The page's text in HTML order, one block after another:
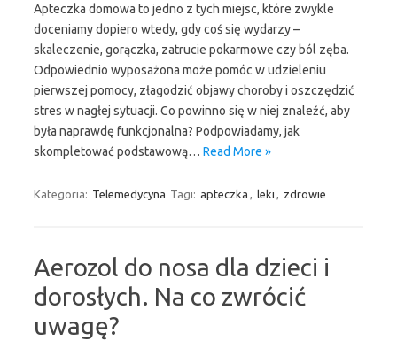
Apteczka domowa to jedno z tych miejsc, które zwykle
doceniamy dopiero wtedy, gdy coś się wydarzy –
skaleczenie, gorączka, zatrucie pokarmowe czy ból zęba.
Odpowiednio wyposażona może pomóc w udzieleniu
pierwszej pomocy, złagodzić objawy choroby i oszczędzić
stres w nagłej sytuacji. Co powinno się w niej znaleźć, aby
była naprawdę funkcjonalna? Podpowiadamy, jak
skompletować podstawową… Read More »
Kategoria: Telemedycyna Tagi: apteczka , leki , zdrowie
Aerozol do nosa dla dzieci i
dorosłych. Na co zwrócić
uwagę?